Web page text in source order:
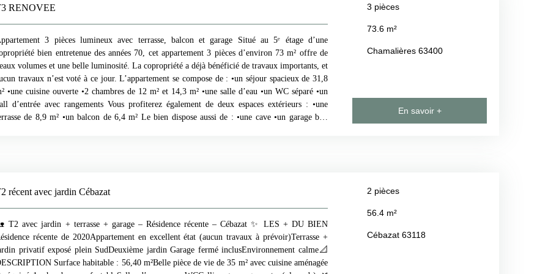
/ anCharges de copropriété : 248,58 € / moisDisponibilité Bien libre de toute occupationUn
spacieux, entièrement rénové et prêt à vivre, idéal pour une résidence principale ou
investissement locatif grâce à son ameublement complet, ses annexes (garage et cave) et sa
situation dans une résidence avec ascenseur. Contactez dès maintenant l'agence 2A IMMO pour
une visite. Selon l'article L. 561. 5 du Code Monétaire et Financier, pour
l'organisation de la visite, la présentation d'une pièce d'identité vous sera demandée. Les
informations sur les risques auxquels ce bien est exposé sont disponibles sur le site Géorisques :
georisques. gouv. fr Ce bien vous est présenté dans notre agence 2A IMMO numéro
925 244 188 Mme Alexane DRIJARD Agent Immobilier CPI 6032 2024 000 000
RENOVEE
3 pièces lumineux avec terrasse, balcon et garage Situé au 5ᵉ étage d’une
bien entretenue des années 70, cet appartement 3 pièces d’environ 73 m² offre de
volumes et une belle luminosité. La copropriété a déjà bénéficié de travaux importants, et
travaux n’est voté à ce jour. L’appartement se compose de : •un séjour spacieux de 31,8
•une cuisine ouverte •2 chambres de 12 m² et 14,3 m² •une salle d’eau •un WC séparé •un
d’entrée avec rangements Vous profiterez également de deux espaces extérieurs : •une
de 8,9 m² •un balcon de 6,4 m² Le bien dispose aussi de : •une cave •un garage box
l'agence 2A IMMO pour organiser une visite. Selon l'article L. 561. 5 du Code
et Financier, pour l'organisation de la visite, la présentation d'une pièce d'identité
sera demandée. Les informations sur les risques auxquels ce bien est exposé sont
sur le site Géorisques : www. georisques. gouv. fr HONORAIRES CHARGES
: 14 000€ Ce bien vous est présenté dans notre agence 2A IMMO numéro
925 244 188 Mme Alexane DRIJARD Agent Immobilier CPI 6032 2024 000 000
0011. Mme Agnès GRIVOT conseillère en immobilier EI-RSAC 840 575 948.
3 pièces
73.6 m²
Chamalières 63400
En savoir +
récent avec jardin Cébazat
T2 avec jardin + terrasse + garage – Résidence récente – Cébazat ✨ LES + DU BIEN
récente de 2020Appartement en excellent état (aucun travaux à prévoir)Terrasse +
privatif exposé plein SudDeuxième jardin Garage fermé inclusEnvironnement calme📐
Surface habitable : 56,40 m²Belle pièce de vie de 35 m² avec cuisine aménagée
2 pièces
56.4 m²
Cébazat 63118